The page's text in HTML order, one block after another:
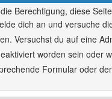
Berechtigung, diese
dich an und versuche
Versuchst du auf eine
worden sein oder
Formular oder